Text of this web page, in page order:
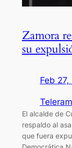
Zamora
su
Feb
El alcalde de
respaldo al
que fuera